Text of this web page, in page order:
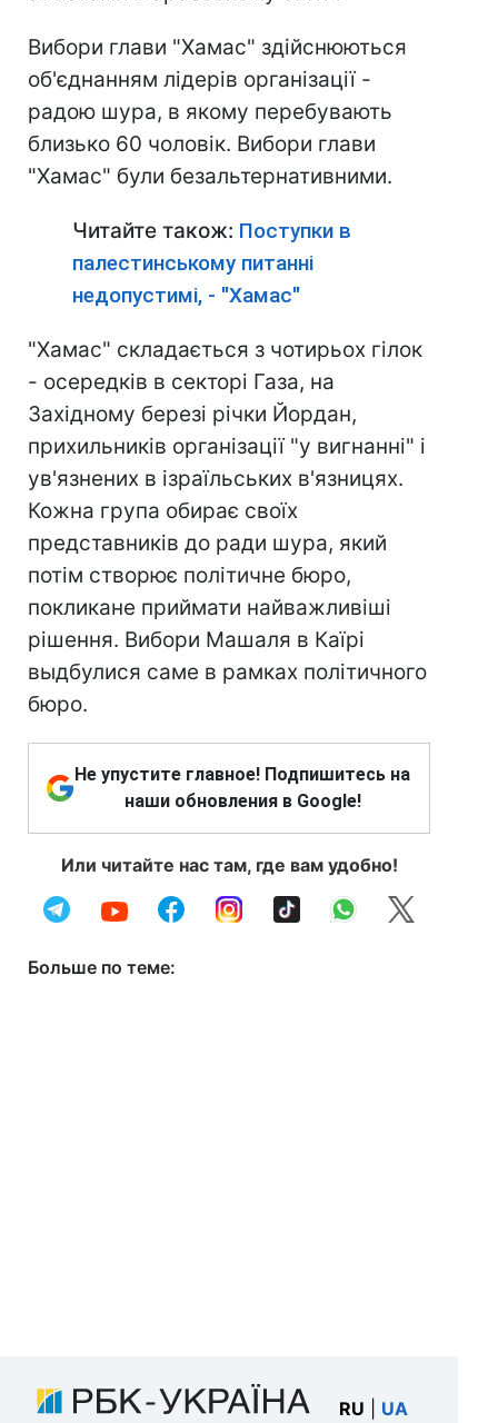
Вибори глави "Хамас" здійснюються
об'єднанням лідерів організації -
радою шура, в якому перебувають
близько 60 чоловік. Вибори глави
"Хамас" були безальтернативними.
Читайте також: Поступки в
палестинському питанні
недопустимі, - "Хамас"
"Хамас" складається з чотирьох гілок
- осередків в секторі Газа, на
Західному березі річки Йордан,
прихильників організації "у вигнанні" і
ув'язнених в ізраїльських в'язницях.
Кожна група обирає своїх
представників до ради шура, який
потім створює політичне бюро,
покликане приймати найважливіші
рішення. Вибори Машаля в Каїрі
выдбулися саме в рамках політичного
бюро.
Не упустите главное! Подпишитесь на
наши обновления в Google!
Или читайте нас там, где вам удобно!
Больше по теме:
RU UA